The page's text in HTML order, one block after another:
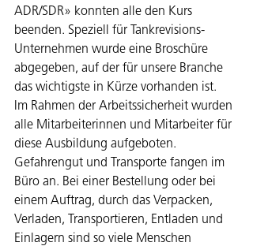
ADR/SDR» konnten alle den Kurs
beenden. Speziell für Tankrevisions-
Unternehmen wurde eine Broschüre
abgegeben, auf der für unsere Branche
das wichtigste in Kürze vorhanden ist.
Im Rahmen der Arbeitssicherheit wurden
alle Mitarbeiterinnen und Mitarbeiter für
diese Ausbildung aufgeboten.
Gefahrengut und Transporte fangen im
Büro an. Bei einer Bestellung oder bei
einem Auftrag, durch das Verpacken,
Verladen, Transportieren, Entladen und
Einlagern sind so viele Menschen